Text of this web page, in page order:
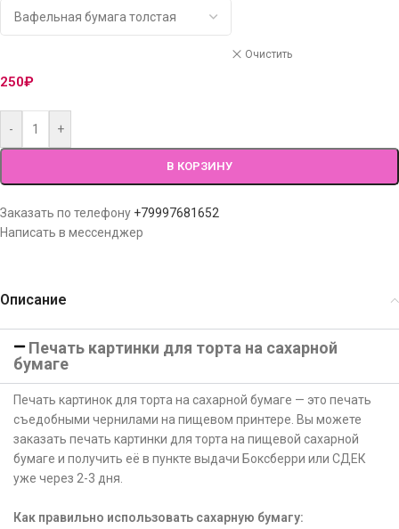
Очистить
250₽
- +
В КОРЗИНУ
Заказать по телефону +79997681652
Написать в мессенджер
Описание
Печать картинки для торта на сахарной
бумаге
Печать картинок для торта на сахарной бумаге — это печать
съедобными чернилами на пищевом принтере. Вы можете
заказать печать картинки для торта на пищевой сахарной
бумаге и получить её в пункте выдачи Боксберри или СДЕК
уже через 2-3 дня.
Как правильно использовать сахарную бумагу: